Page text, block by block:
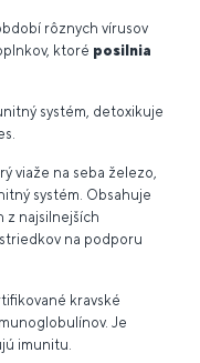
rôznych vírusov
ktoré posilnia
systém, detoxikuje
viaže na seba železo,
systém. Obsahuje
z najsilnejších
na podporu
kravské
Je
imunitu.